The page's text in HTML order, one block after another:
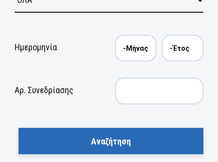
Ημερομηνία
Αρ. Συνεδρίασης